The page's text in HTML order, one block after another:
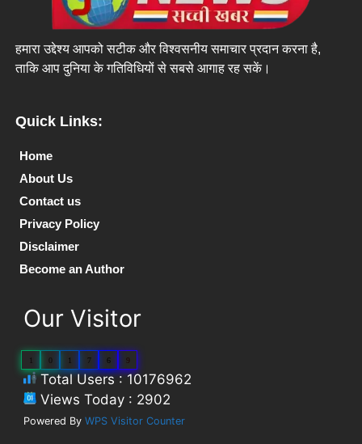
हमारा उद्देश्य आपको सटीक और विश्वसनीय समाचार प्रदान करना है,
ताकि आप दुनिया के गतिविधियों से सबसे आगाह रह सकें।
Quick Links:
Home
About Us
Contact us
Privacy Policy
Disclaimer
Become an Author
Our Visitor
7 6 9
Total Users : 10176962
Views Today : 2902
Powered By WPS Visitor Counter